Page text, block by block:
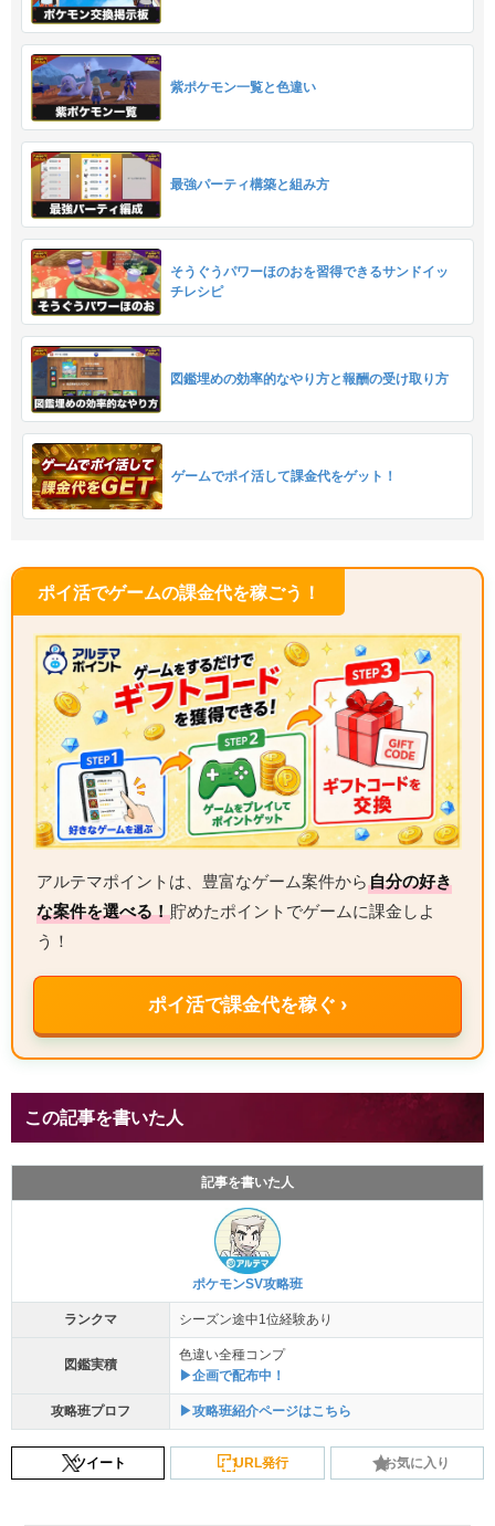
紫ポケモン一覧と色違い
最強パーティ構築と組み方
そうぐうパワーほのおを習得できるサンドイッ
チレシピ
図鑑埋めの効率的なやり方と報酬の受け取り方
ゲームでポイ活して課金代をゲット！
ポイ活でゲームの課金代を稼ごう！
アルテマポイントは、豊富なゲーム案件から自分の好き
な案件を選べる！貯めたポイントでゲームに課金しよ
う！
ポイ活で課金代を稼ぐ ›
この記事を書いた人
記事を書いた人
ポケモンSV攻略班
ランクマ シーズン途中1位経験あり
図鑑実積
色違い全種コンプ
▶企画で配布中！
攻略班プロフ ▶攻略班紹介ページはこちら
ツイート URL発行 お気に入り